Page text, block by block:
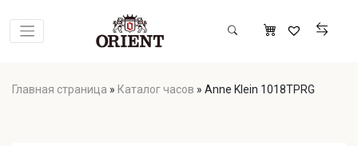
Главная страница » Каталог часов » Anne Klein 1018TPRG